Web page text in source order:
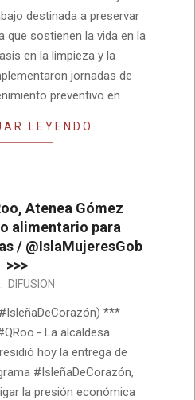
destinada a preservar
que sostienen la vida en la
en la limpieza y la
jornadas de
preventivo en
LEYENDO
Atenea Gómez
alimentario para
/ @IslaMujeresGob
>>>
DIFUSION
***
La alcaldesa
hoy la entrega de
#IsleñaDeCorazón,
la presión económica